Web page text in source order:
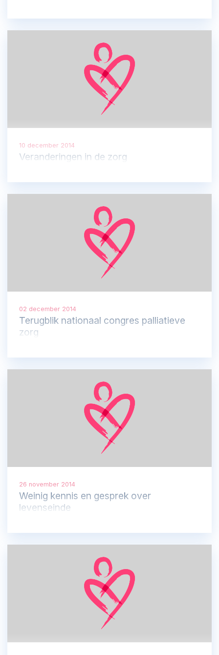
10 december 2014
Veranderingen in de zorg
02 december 2014
Terugblik nationaal congres palliatieve
zorg
26 november 2014
Weinig kennis en gesprek over
levenseinde